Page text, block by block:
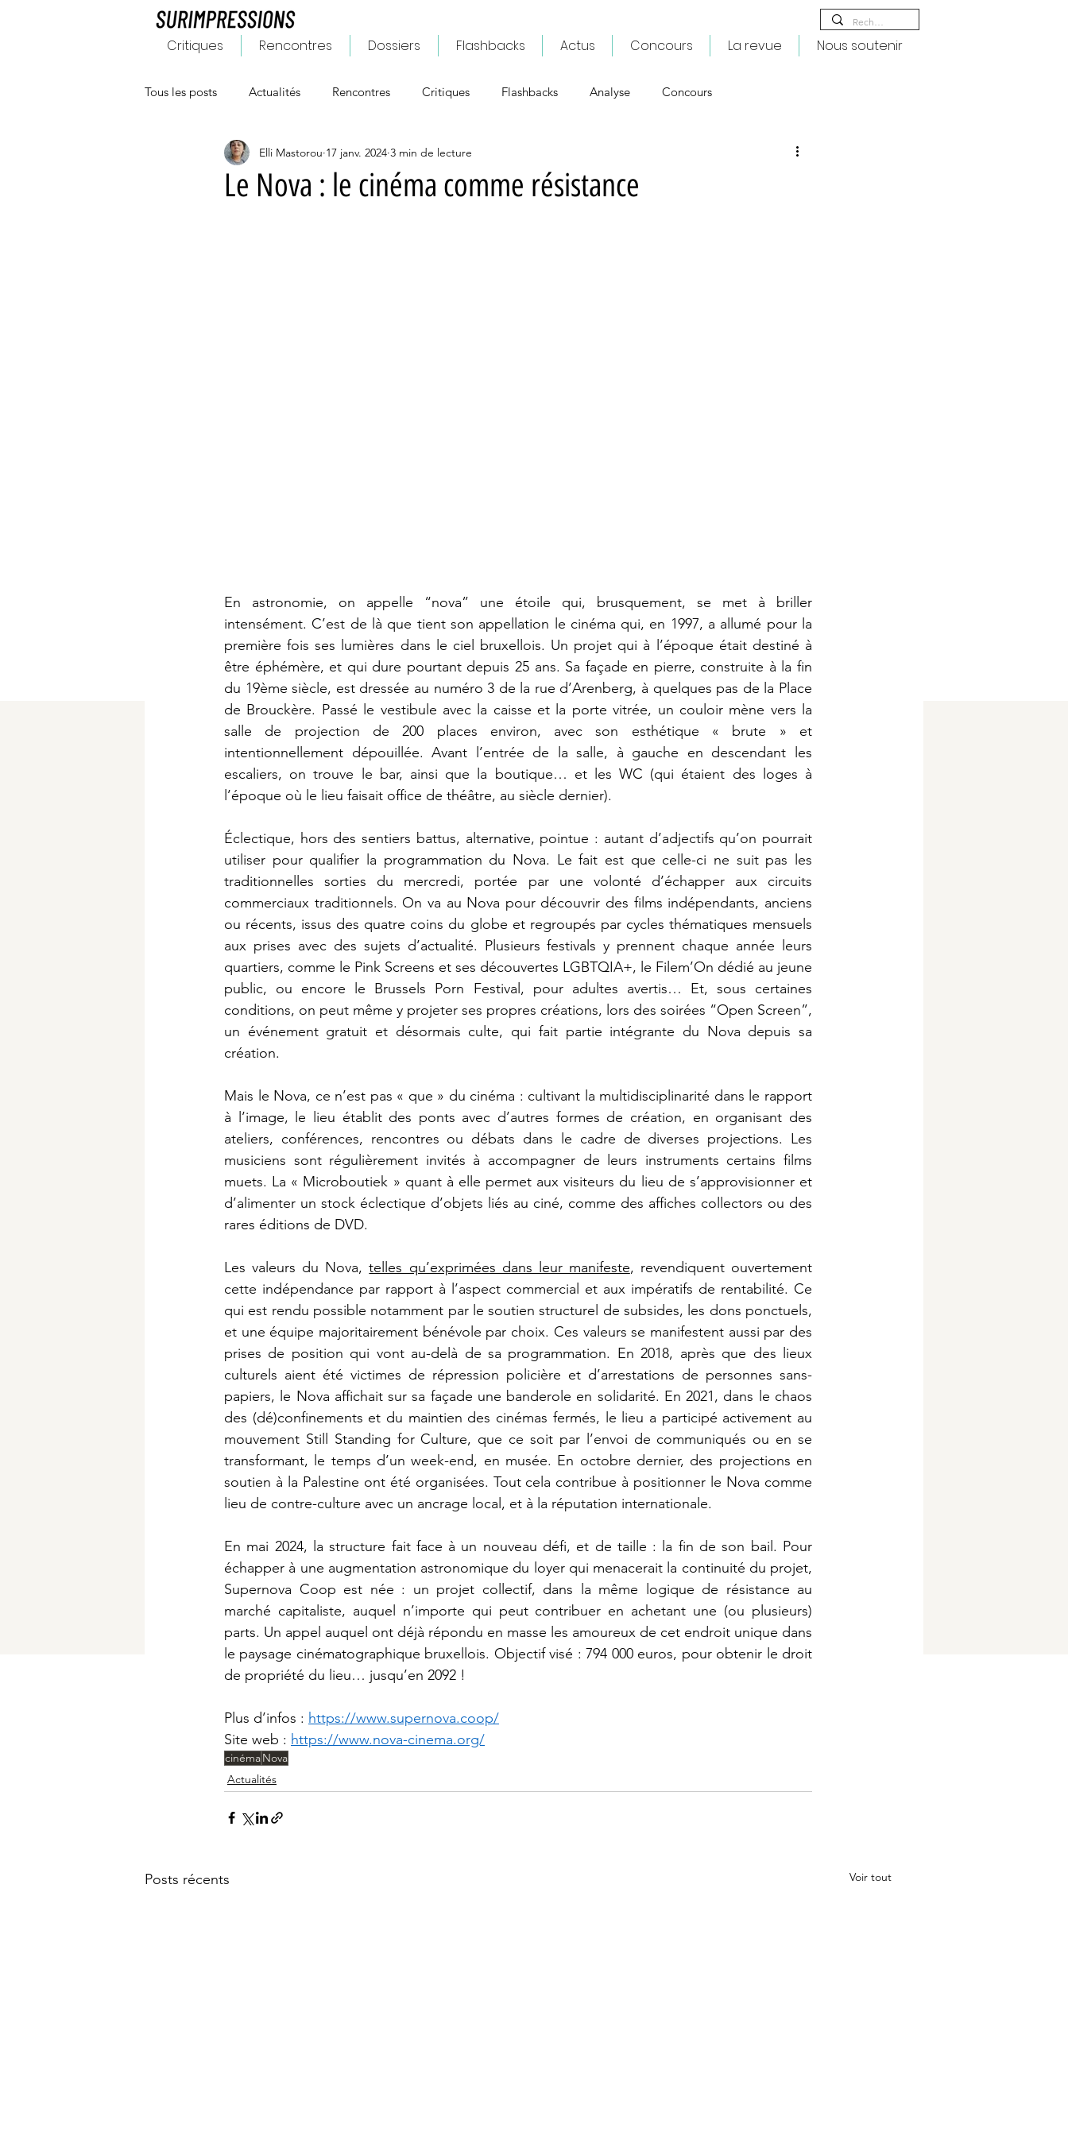
Critiques Rencontres Dossiers Flashbacks Actus Concours La revue Nous soutenir
Tous les posts Actualités Rencontres Critiques Flashbacks Analyse Concours
Le Nova : le cinéma comme résistance
Elli Mastorou 17 janv. 2024 3 min de lecture
En astronomie, on appelle “nova” une étoile qui, brusquement, se met à briller
intensément. C’est de là que tient son appellation le cinéma qui, en 1997, a allumé pour la
première fois ses lumières dans le ciel bruxellois. Un projet qui à l’époque était destiné à
être éphémère, et qui dure pourtant depuis 25 ans. Sa façade en pierre, construite à la fin
du 19ème siècle, est dressée au numéro 3 de la rue d’Arenberg, à quelques pas de la Place
de Brouckère. Passé le vestibule avec la caisse et la porte vitrée, un couloir mène vers la
salle de projection de 200 places environ, avec son esthétique « brute » et
intentionnellement dépouillée. Avant l’entrée de la salle, à gauche en descendant les
escaliers, on trouve le bar, ainsi que la boutique… et les WC (qui étaient des loges à
l’époque où le lieu faisait office de théâtre, au siècle dernier).
Éclectique, hors des sentiers battus, alternative, pointue : autant d’adjectifs qu’on pourrait
utiliser pour qualifier la programmation du Nova. Le fait est que celle-ci ne suit pas les
traditionnelles sorties du mercredi, portée par une volonté d’échapper aux circuits
commerciaux traditionnels. On va au Nova pour découvrir des films indépendants, anciens
ou récents, issus des quatre coins du globe et regroupés par cycles thématiques mensuels
aux prises avec des sujets d’actualité. Plusieurs festivals y prennent chaque année leurs
quartiers, comme le Pink Screens et ses découvertes LGBTQIA+, le Filem’On dédié au jeune
public, ou encore le Brussels Porn Festival, pour adultes avertis… Et, sous certaines
conditions, on peut même y projeter ses propres créations, lors des soirées “Open Screen”,
un événement gratuit et désormais culte, qui fait partie intégrante du Nova depuis sa
création.
Mais le Nova, ce n’est pas « que » du cinéma : cultivant la multidisciplinarité dans le rapport
à l’image, le lieu établit des ponts avec d’autres formes de création, en organisant des
ateliers, conférences, rencontres ou débats dans le cadre de diverses projections. Les
musiciens sont régulièrement invités à accompagner de leurs instruments certains films
muets. La « Microboutiek » quant à elle permet aux visiteurs du lieu de s’approvisionner et
d’alimenter un stock éclectique d’objets liés au ciné, comme des affiches collectors ou des
rares éditions de DVD.
Les valeurs du Nova, telles qu’exprimées dans leur manifeste, revendiquent ouvertement
cette indépendance par rapport à l’aspect commercial et aux impératifs de rentabilité. Ce
qui est rendu possible notamment par le soutien structurel de subsides, les dons ponctuels,
et une équipe majoritairement bénévole par choix. Ces valeurs se manifestent aussi par des
prises de position qui vont au-delà de sa programmation. En 2018, après que des lieux
culturels aient été victimes de répression policière et d’arrestations de personnes sans-
papiers, le Nova affichait sur sa façade une banderole en solidarité. En 2021, dans le chaos
des (dé)confinements et du maintien des cinémas fermés, le lieu a participé activement au
mouvement Still Standing for Culture, que ce soit par l’envoi de communiqués ou en se
transformant, le temps d’un week-end, en musée. En octobre dernier, des projections en
soutien à la Palestine ont été organisées. Tout cela contribue à positionner le Nova comme
lieu de contre-culture avec un ancrage local, et à la réputation internationale.
En mai 2024, la structure fait face à un nouveau défi, et de taille : la fin de son bail. Pour
échapper à une augmentation astronomique du loyer qui menacerait la continuité du projet,
Supernova Coop est née : un projet collectif, dans la même logique de résistance au
marché capitaliste, auquel n’importe qui peut contribuer en achetant une (ou plusieurs)
parts. Un appel auquel ont déjà répondu en masse les amoureux de cet endroit unique dans
le paysage cinématographique bruxellois. Objectif visé : 794 000 euros, pour obtenir le droit
de propriété du lieu… jusqu’en 2092 !
Plus d’infos : https://www.supernova.coop/
Site web : https://www.nova-cinema.org/
cinémaNova
Actualités
Posts récents Voir tout